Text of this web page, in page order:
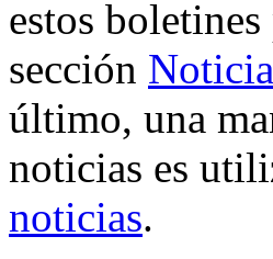
estos
sección
último, una
noticias es
noticias.